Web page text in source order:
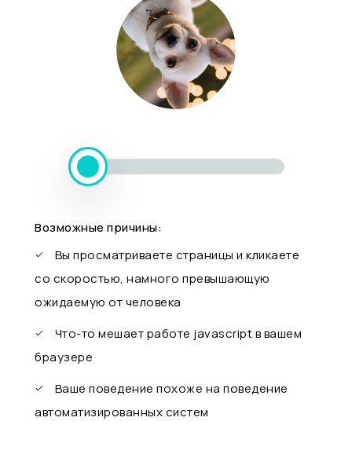
Возможные причины:
Вы просматриваете страницы и кликаете
со скоростью, намного превышающую
ожидаемую от человека
Что-то мешает работе javascript в вашем
браузере
Ваше поведение похоже на поведение
автоматизированных систем